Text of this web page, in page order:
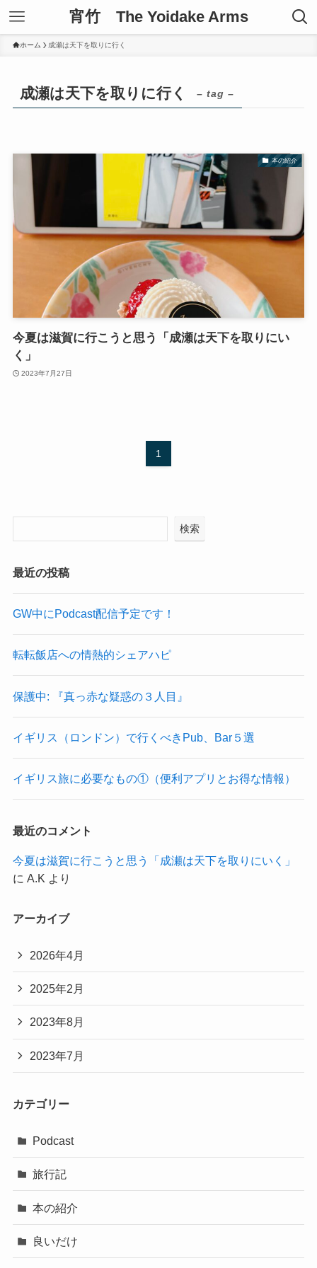
宵竹 The Yoidake Arms
ホーム 成瀬は天下を取りに行く
成瀬は天下を取りに行く – tag –
本の紹介
今夏は滋賀に行こうと思う「成瀬は天下を取りにい
く」
2023年7月27日
1
検索
最近の投稿
GW中にPodcast配信予定です！
転転飯店への情熱的シェアハピ
保護中: 『真っ赤な疑惑の３人目』
イギリス（ロンドン）で行くべきPub、Bar５選
イギリス旅に必要なもの①（便利アプリとお得な情報）
最近のコメント
今夏は滋賀に行こうと思う「成瀬は天下を取りにいく」
に A.K より
アーカイブ
2026年4月
2025年2月
2023年8月
2023年7月
カテゴリー
Podcast
旅行記
本の紹介
良いだけ